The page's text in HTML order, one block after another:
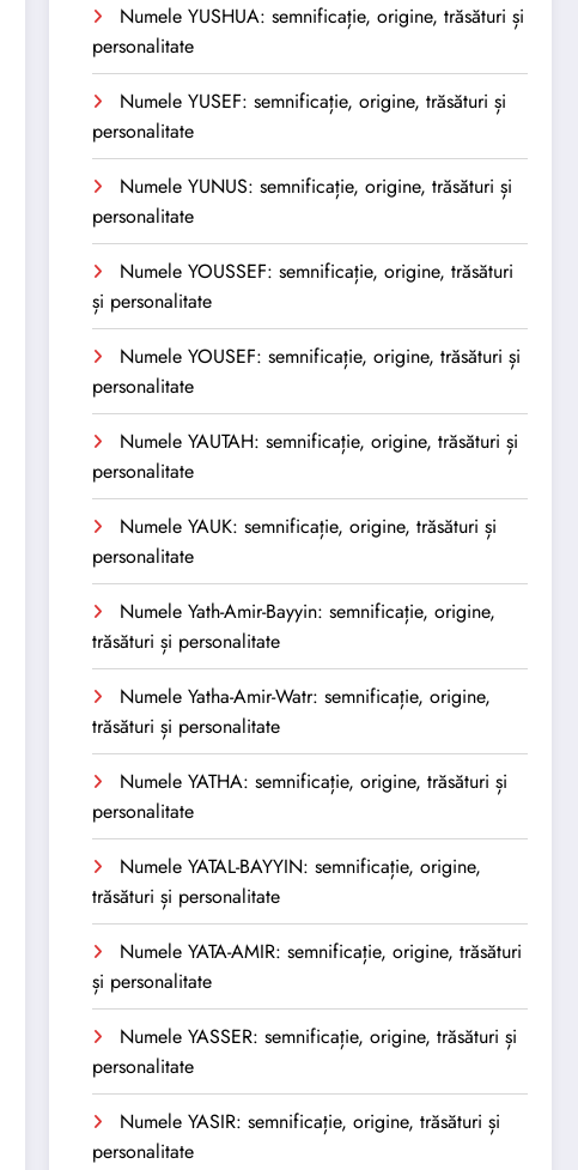
Numele YUSHUA: semnificație, origine, trăsături și
personalitate
Numele YUSEF: semnificație, origine, trăsături și
personalitate
Numele YUNUS: semnificație, origine, trăsături și
personalitate
Numele YOUSSEF: semnificație, origine, trăsături
și personalitate
Numele YOUSEF: semnificație, origine, trăsături și
personalitate
Numele YAUTAH: semnificație, origine, trăsături și
personalitate
Numele YAUK: semnificație, origine, trăsături și
personalitate
Numele Yath-Amir-Bayyin: semnificație, origine,
trăsături și personalitate
Numele Yatha-Amir-Watr: semnificație, origine,
trăsături și personalitate
Numele YATHA: semnificație, origine, trăsături și
personalitate
Numele YATAL-BAYYIN: semnificație, origine,
trăsături și personalitate
Numele YATA-AMIR: semnificație, origine, trăsături
și personalitate
Numele YASSER: semnificație, origine, trăsături și
personalitate
Numele YASIR: semnificație, origine, trăsături și
personalitate